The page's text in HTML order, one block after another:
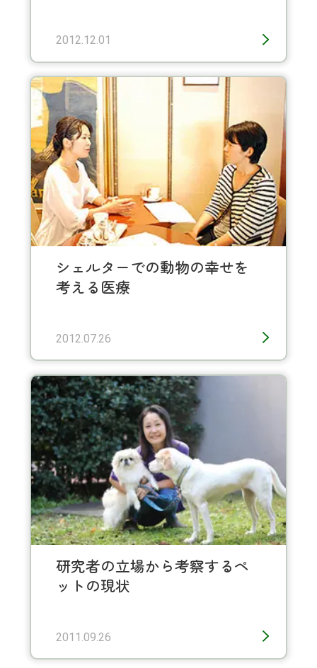
2012.12.01
シェルターでの動物の幸せを
考える医療
2012.07.26
研究者の立場から考察するペ
ットの現状
2011.09.26